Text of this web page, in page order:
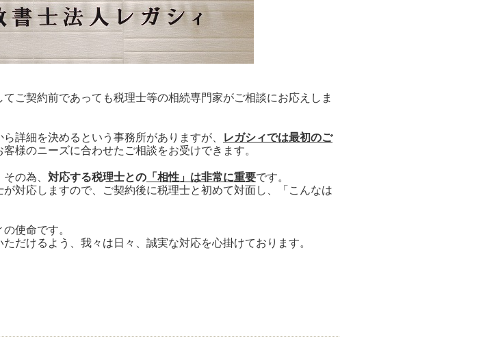
ご契約前であっても税理士等の相続専門家がご相談にお応えしま
詳細を決めるという事務所がありますが、
レガシィでは最初のご
客様のニーズに合わせたご相談をお受けできます。
の為、 対応する税理士との 「相性」は非常に重要です。
対応しますので、ご契約後に税理士と初めて対面し、「こんなは
使命です。
ただけるよう、我々は日々、誠実な対応を心掛けております。